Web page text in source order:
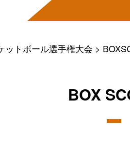
ットボール選手権大会
BOX